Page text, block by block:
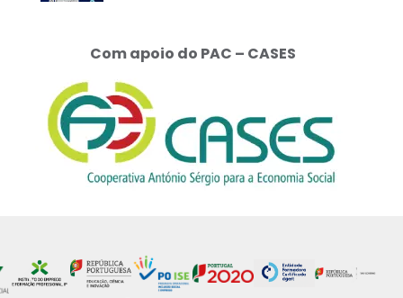
Com apoio do PAC – CASES